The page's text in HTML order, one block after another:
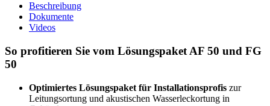
FERROPHON
50
Menge
Beschreibung
Dokumente
Videos
So profitieren Sie vom Lösungspaket AF 50 und FG
50
Optimiertes Lösungspaket für Installationsprofis zur
Leitungsortung und akustischen Wasserleckortung in